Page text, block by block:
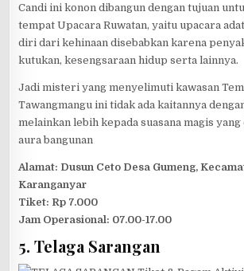
Candi ini konon dibangun dengan tujuan
tempat Upacara Ruwatan, yaitu upacara
diri dari kehinaan disebabkan karena
kutukan, kesengsaraan hidup serta lainnya.
Jadi misteri yang menyelimuti kawasan
Tawangmangu ini tidak ada kaitannya
melainkan lebih kepada suasana magis
aura bangunan
Alamat: Dusun Ceto Desa Gumeng,
Karanganyar
Tiket: Rp 7.000
Jam Operasional: 07.00-17.00
5. Telaga Sarangan